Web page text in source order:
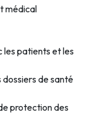
médical
les patients et les
de santé
protection des